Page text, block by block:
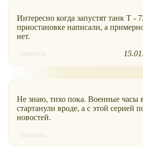
Интересно когда запустят танк Т -
приостановке написали, а
нет.
ответить
Не знаю, тихо пока. Военные часы
стартанули вроде, а с этой серией
новостей.
ответить